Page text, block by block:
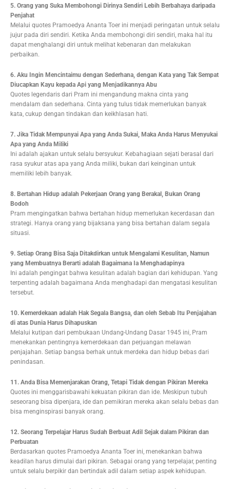
5. Orang yang Suka Membohongi Dirinya Sendiri Lebih Berbahaya daripada
Penjahat
Melalui quotes Pramoedya Ananta Toer ini menjadi peringatan untuk selalu
jujur pada diri sendiri. Ketika Anda membohongi diri sendiri, maka hal itu
dapat menghalangi diri untuk melihat kebenaran dan melakukan
perbaikan.
6. Aku Ingin Mencintaimu dengan Sederhana, dengan Kata yang Tak Sempat
Diucapkan Kayu kepada Api yang Menjadikannya Abu
Quotes legendaris dari Pram ini mengandung makna cinta yang
mendalam dan sederhana. Cinta yang tulus tidak memerlukan banyak
kata, cukup dengan tindakan dan keikhlasan hati.
7. Jika Tidak Mempunyai Apa yang Anda Sukai, Maka Anda Harus Menyukai
Apa yang Anda Miliki
Ini adalah ajakan untuk selalu bersyukur. Kebahagiaan sejati berasal dari
rasa syukur atas apa yang Anda miliki, bukan dari keinginan untuk
memiliki lebih banyak.
8. Bertahan Hidup adalah Pekerjaan Orang yang Berakal, Bukan Orang
Bodoh
Pram mengingatkan bahwa bertahan hidup memerlukan kecerdasan dan
strategi. Hanya orang yang bijaksana yang bisa bertahan dalam segala
situasi.
9. Setiap Orang Bisa Saja Ditakdirkan untuk Mengalami Kesulitan, Namun
yang Membuatnya Berarti adalah Bagaimana Ia Menghadapinya
Ini adalah pengingat bahwa kesulitan adalah bagian dari kehidupan. Yang
terpenting adalah bagaimana Anda menghadapi dan mengatasi kesulitan
tersebut.
10. Kemerdekaan adalah Hak Segala Bangsa, dan oleh Sebab Itu Penjajahan
di atas Dunia Harus Dihapuskan
Melalui kutipan dari pembukaan Undang-Undang Dasar 1945 ini, Pram
menekankan pentingnya kemerdekaan dan perjuangan melawan
penjajahan. Setiap bangsa berhak untuk merdeka dan hidup bebas dari
penindasan.
11. Anda Bisa Memenjarakan Orang, Tetapi Tidak dengan Pikiran Mereka
Quotes ini menggarisbawahi kekuatan pikiran dan ide. Meskipun tubuh
seseorang bisa dipenjara, ide dan pemikiran mereka akan selalu bebas dan
bisa menginspirasi banyak orang.
12. Seorang Terpelajar Harus Sudah Berbuat Adil Sejak dalam Pikiran dan
Perbuatan
Berdasarkan quotes Pramoedya Ananta Toer ini, menekankan bahwa
keadilan harus dimulai dari pikiran. Sebagai orang yang terpelajar, penting
untuk selalu berpikir dan bertindak adil dalam setiap aspek kehidupan.